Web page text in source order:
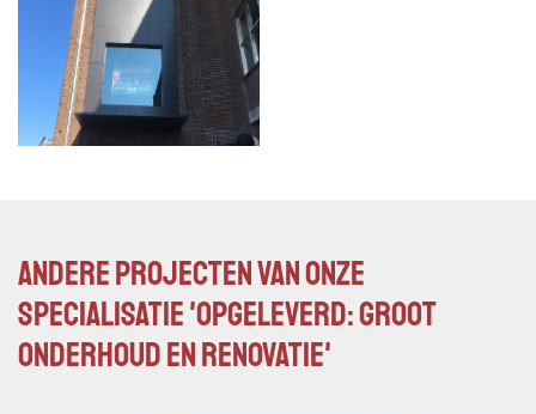
Andere projecten van onze
specialisatie 'Opgeleverd: Groot
onderhoud en renovatie'